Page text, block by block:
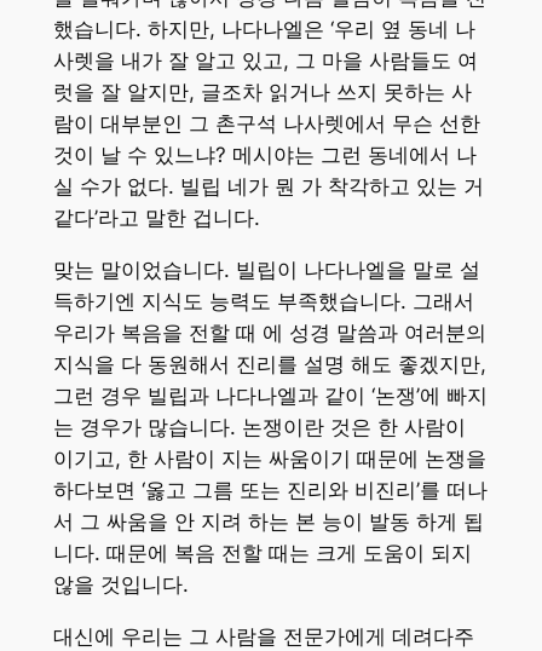
했습니다. 하지만, 나다나엘은 ‘우리 옆 동네 나
사렛을 내가 잘 알고 있고, 그 마을 사람들도 여
럿을 잘 알지만, 글조차 읽거나 쓰지 못하는 사
람이 대부분인 그 촌구석 나사렛에서 무슨 선한
것이 날 수 있느냐? 메시야는 그런 동네에서 나
실 수가 없다. 빌립 네가 뭔 가 착각하고 있는 거
같다’라고 말한 겁니다.
맞는 말이었습니다. 빌립이 나다나엘을 말로 설
득하기엔 지식도 능력도 부족했습니다. 그래서
우리가 복음을 전할 때 에 성경 말씀과 여러분의
지식을 다 동원해서 진리를 설명 해도 좋겠지만,
그런 경우 빌립과 나다나엘과 같이 ‘논쟁’에 빠지
는 경우가 많습니다. 논쟁이란 것은 한 사람이
이기고, 한 사람이 지는 싸움이기 때문에 논쟁을
하다보면 ‘옳고 그름 또는 진리와 비진리’를 떠나
서 그 싸움을 안 지려 하는 본 능이 발동 하게 됩
니다. 때문에 복음 전할 때는 크게 도움이 되지
않을 것입니다.
대신에 우리는 그 사람을 전문가에게 데려다주